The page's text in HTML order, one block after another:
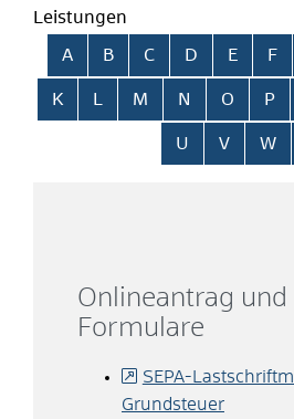
Leistungen
Alphabetisches Register
A B C D E F
K L M N O P
U V W
Onlineantrag und
Formulare
SEPA-
Grundsteuer